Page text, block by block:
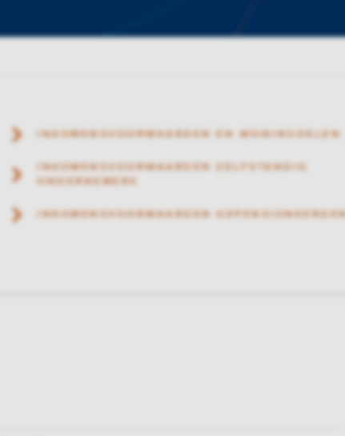
INKOMENSVOORWAARDEN EN WONINGDELEN
INKOMENSVOORWAARDEN ZELFSTANDIG
ONDERNEMERS
INKOMENSVOORWAARDEN GEPENSIONEERDEN